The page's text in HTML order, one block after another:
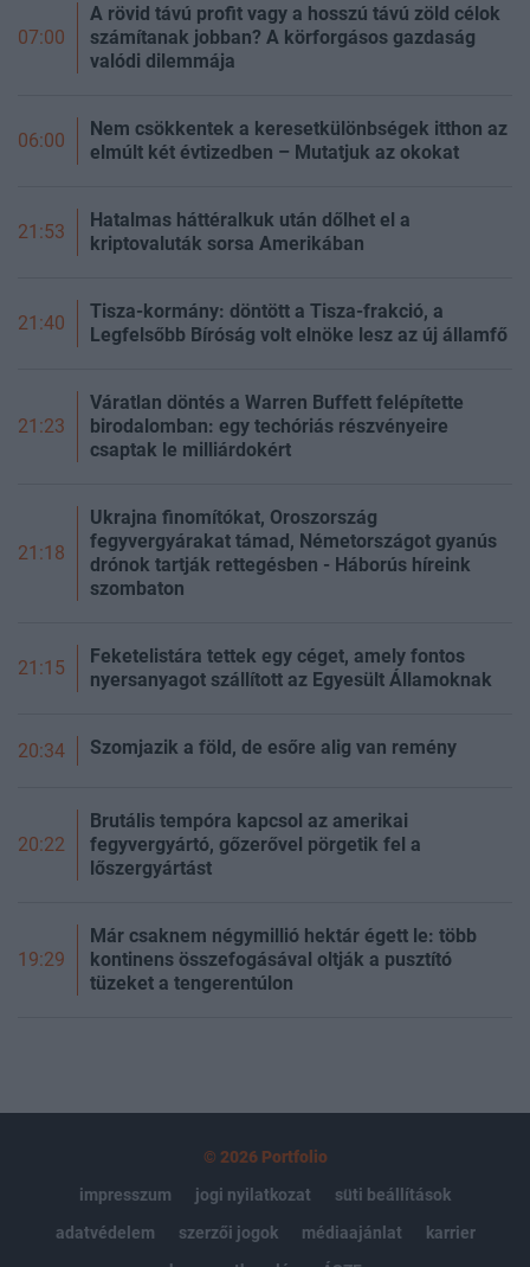
07:00
A rövid távú profit vagy a hosszú távú zöld célok
számítanak jobban? A körforgásos gazdaság
valódi dilemmája
06:00
Nem csökkentek a keresetkülönbségek itthon az
elmúlt két évtizedben – Mutatjuk az okokat
21:53
Hatalmas háttéralkuk után dőlhet el a
kriptovaluták sorsa Amerikában
21:40
Tisza-kormány: döntött a Tisza-frakció, a
Legfelsőbb Bíróság volt elnöke lesz az új államfő
21:23
Váratlan döntés a Warren Buffett felépítette
birodalomban: egy techóriás részvényeire
csaptak le milliárdokért
21:18
Ukrajna finomítókat, Oroszország
fegyvergyárakat támad, Németországot gyanús
drónok tartják rettegésben - Háborús híreink
szombaton
21:15
Feketelistára tettek egy céget, amely fontos
nyersanyagot szállított az Egyesült Államoknak
20:34 Szomjazik a föld, de esőre alig van remény
20:22
Brutális tempóra kapcsol az amerikai
fegyvergyártó, gőzerővel pörgetik fel a
lőszergyártást
19:29
Már csaknem négymillió hektár égett le: több
kontinens összefogásával oltják a pusztító
tüzeket a tengerentúlon
© 2026 Portfolio
impresszum
jogi nyilatkozat
süti beállítások
adatvédelem
szerzői jogok médiaajánlat
karrier